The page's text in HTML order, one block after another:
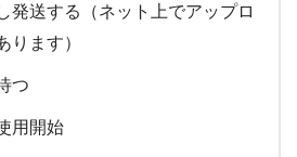
発送する（ネット上でアップロ
ります）
つ
用開始